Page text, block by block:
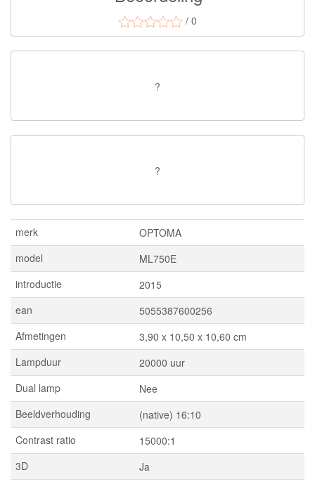
/ 0
?
?
merk
OPTOMA
model
ML750E
introductie
2015
ean
5055387600256
Afmetingen
3,90 x 10,50 x 10,60 cm
Lampduur
20000 uur
Dual lamp
Nee
Beeldverhouding
(native) 16:10
Contrast ratio
15000:1
3D
Ja